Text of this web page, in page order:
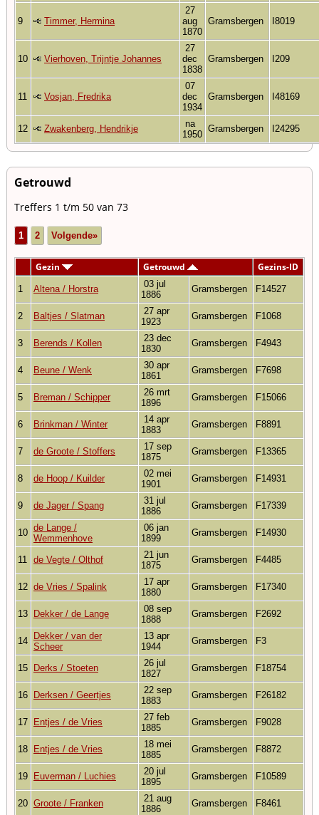
9 Timmer, Hermina
27
aug
1870
Gramsbergen I8019
10 Vierhoven, Trijntje Johannes
27
dec
1838
Gramsbergen I209
11 Vosjan, Fredrika
07
dec
1934
Gramsbergen I48169
12 Zwakenberg, Hendrikje
na
1950
Gramsbergen I24295
Getrouwd
Treffers 1 t/m 50 van 73
1 2 Volgende»
Gezin Getrouwd Gezins-ID
1 Altena / Horstra
03 jul
1886
Gramsbergen F14527
2 Baltjes / Slatman
27 apr
1923
Gramsbergen F1068
3 Berends / Kollen
23 dec
1830
Gramsbergen F4943
4 Beune / Wenk
30 apr
1861
Gramsbergen F7698
5 Breman / Schipper
26 mrt
1896
Gramsbergen F15066
6 Brinkman / Winter
14 apr
1883
Gramsbergen F8891
7 de Groote / Stoffers
17 sep
1875
Gramsbergen F13365
8 de Hoop / Kuilder
02 mei
1901
Gramsbergen F14931
9 de Jager / Spang
31 jul
1886
Gramsbergen F17339
10 de Lange /
Wemmenhove
06 jan
1899
Gramsbergen F14930
11 de Vegte / Olthof
21 jun
1875
Gramsbergen F4485
12 de Vries / Spalink
17 apr
1880
Gramsbergen F17340
13 Dekker / de Lange
08 sep
1888
Gramsbergen F2692
14
Dekker / van der
Scheer
13 apr
1944
Gramsbergen F3
15 Derks / Stoeten
26 jul
1827
Gramsbergen F18754
16 Derksen / Geertjes
22 sep
1883
Gramsbergen F26182
17 Entjes / de Vries
27 feb
1885
Gramsbergen F9028
18 Entjes / de Vries
18 mei
1885
Gramsbergen F8872
19 Euverman / Luchies
20 jul
1895
Gramsbergen F10589
20 Groote / Franken
21 aug
1886
Gramsbergen F8461